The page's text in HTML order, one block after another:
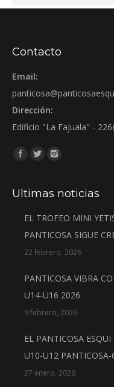
Contacto
Email:
Dirección:
Edificio "La Fajuala" -
Encuéntranos en:
Ultimas noticias
EL TROFEO MINI
PANTICOSA SIGUE
22 febrero, 2026
PANTICOSA VIBRA
U14-U16 2026
9 febrero, 2026
EL PANTICOSA ESQUI
U10-U12 PANTICOSA-
27 enero, 2026